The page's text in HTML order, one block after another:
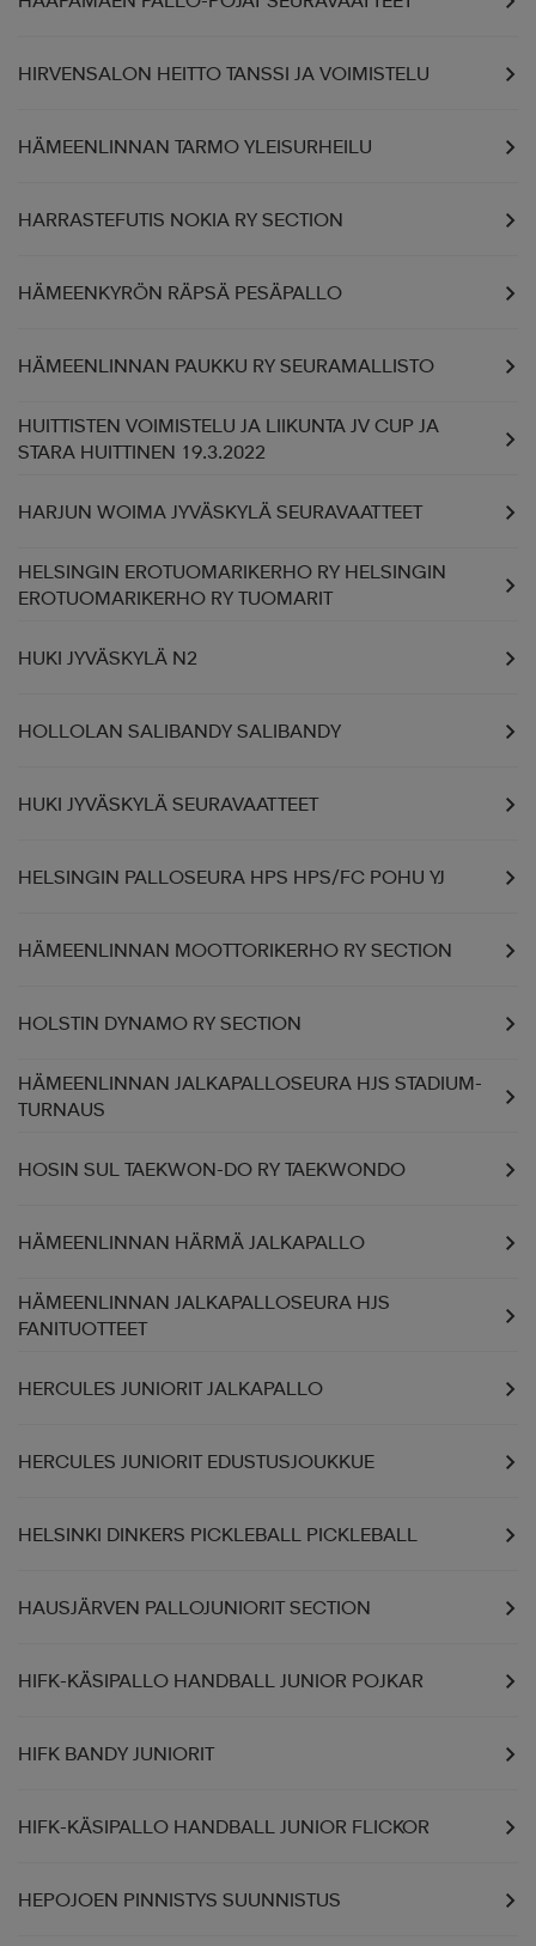
HIRVENSALON HEITTO TANSSI JA VOIMISTELU
HÄMEENLINNAN TARMO YLEISURHEILU
HARRASTEFUTIS NOKIA RY SECTION
HÄMEENKYRÖN RÄPSÄ PESÄPALLO
HÄMEENLINNAN PAUKKU RY SEURAMALLISTO
HUITTISTEN VOIMISTELU JA LIIKUNTA JV CUP JA
STARA HUITTINEN 19.3.2022
HARJUN WOIMA JYVÄSKYLÄ SEURAVAATTEET
HELSINGIN EROTUOMARIKERHO RY HELSINGIN
EROTUOMARIKERHO RY TUOMARIT
HUKI JYVÄSKYLÄ N2
HOLLOLAN SALIBANDY SALIBANDY
HUKI JYVÄSKYLÄ SEURAVAATTEET
HELSINGIN PALLOSEURA HPS HPS/FC POHU YJ
HÄMEENLINNAN MOOTTORIKERHO RY SECTION
HOLSTIN DYNAMO RY SECTION
HÄMEENLINNAN JALKAPALLOSEURA HJS STADIUM-
TURNAUS
HOSIN SUL TAEKWON-DO RY TAEKWONDO
HÄMEENLINNAN HÄRMÄ JALKAPALLO
HÄMEENLINNAN JALKAPALLOSEURA HJS
FANITUOTTEET
HERCULES JUNIORIT JALKAPALLO
HERCULES JUNIORIT EDUSTUSJOUKKUE
HELSINKI DINKERS PICKLEBALL PICKLEBALL
HAUSJÄRVEN PALLOJUNIORIT SECTION
HIFK-KÄSIPALLO HANDBALL JUNIOR POJKAR
HIFK BANDY JUNIORIT
HIFK-KÄSIPALLO HANDBALL JUNIOR FLICKOR
HEPOJOEN PINNISTYS SUUNNISTUS